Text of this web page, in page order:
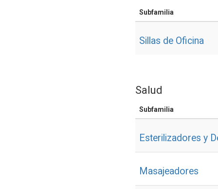
Subfamilia
Sillas de Oficina
Salud
Subfamilia
Esterilizadores y
Masajeadores